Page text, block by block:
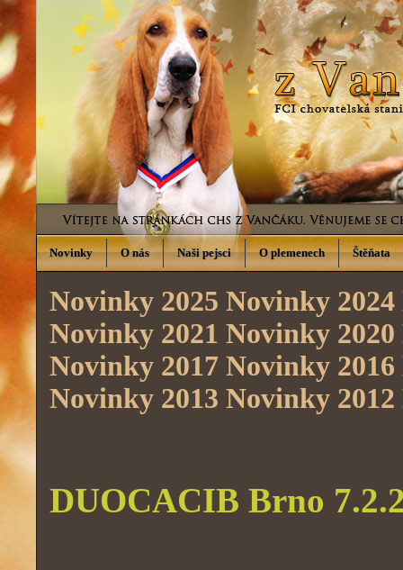
Novinky 2025 Novinky 2024
Novinky 2021 Novinky 2020
Novinky 2017 Novinky 2016
Novinky 2013 Novinky 2012
DUOCACIB Brno
Novinky O nás Naši pejsci O plemenech Štěňata